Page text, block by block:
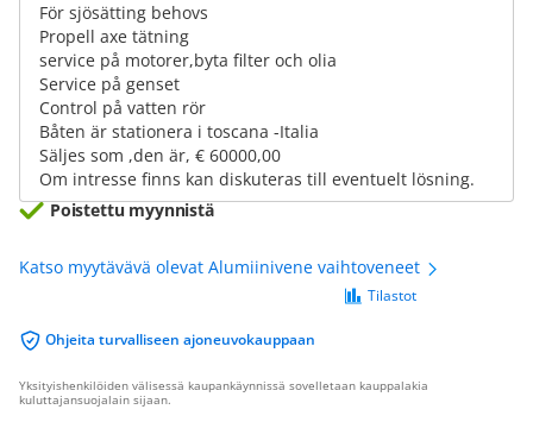
För sjösätting behovs
Propell axe tätning
service på motorer,byta filter och olia
Service på genset
Control på vatten rör
Båten är stationera i toscana -Italia
Säljes som ,den är, € 60000,00
Om intresse finns kan diskuteras till eventuelt lösning.
Poistettu myynnistä
Katso myytävävä olevat Alumiinivene vaihtoveneet
Ohjeita turvalliseen ajoneuvokauppaan
Tilastot
Yksityishenkilöiden välisessä kaupankäynnissä sovelletaan kauppalakia
kuluttajansuojalain sijaan.